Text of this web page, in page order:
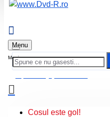
Menu
Cosul este gol!